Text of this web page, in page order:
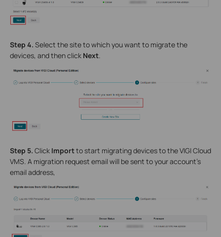
Step 4. Select the site to which you want to migrate the
devices, and then click Next.
Step 5. Click Importto start migrating devices to the VIGI Cloud
VMS. A migration request email will be sent to your account’s
email address,